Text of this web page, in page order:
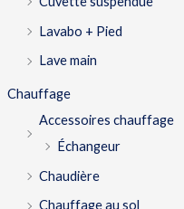
Lavabo + Pied
Lave main
Chauffage
Accessoires chauffage
Échangeur
Chaudière
Chauffage au sol